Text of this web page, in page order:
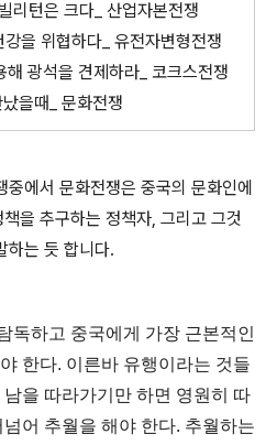
리턴은 크다_ 산업자본전쟁
을 위협하다_ 유전자변형전쟁
광석을 견제하라_ 코크스전쟁
을때_ 문화전쟁
에서 문화전쟁은 중국의 문화인에
을 추구하는 정책자, 그리고 그것
하는 듯 합니다.
독하고 중국에게 가장 근본적인
한다. 이른바 유행이라는 것들
을 따라가기만 하면 영원히 따
어 추월을 해야 한다. 추월하는